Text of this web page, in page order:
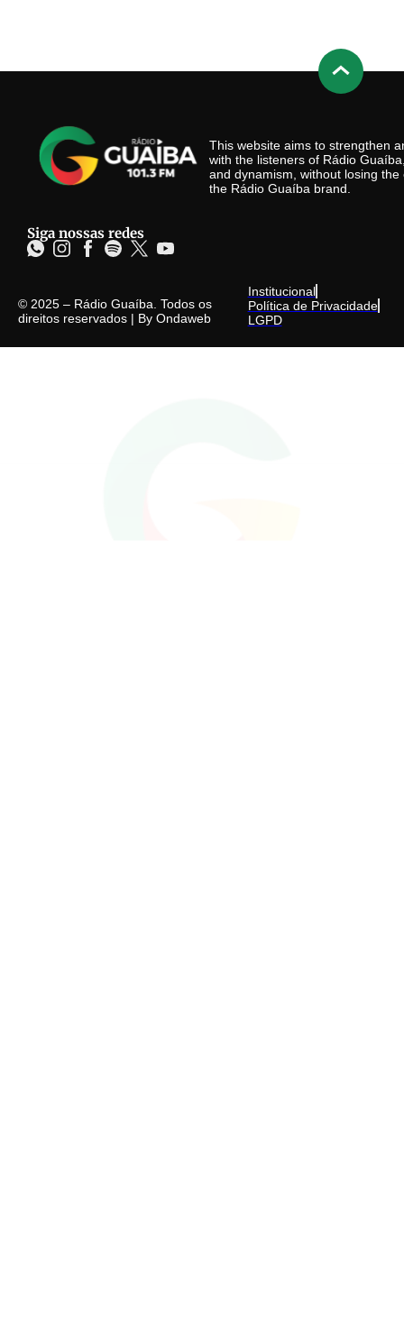
This website aims to strengthen
with the listeners of Rádio
and dynamism, without losing
the Rádio Guaíba brand.
Siga nossas redes
© 2025 – Rádio Guaíba. Todos os
direitos reservados | By Ondaweb
Institucional
Política de Privacidade
LGPD